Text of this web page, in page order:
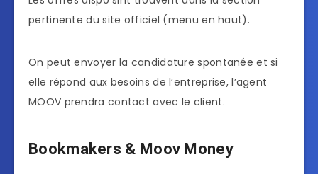
pertinente du site officiel (menu en haut).
On peut envoyer la candidature spontanée et si
elle répond aux besoins de l’entreprise, l’agent
MOOV prendra contact avec le client.
Bookmakers & Moov Money